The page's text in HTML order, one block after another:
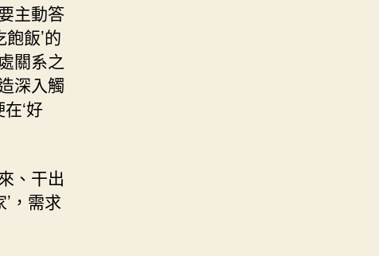
主動答
飯’的
關系之
深入觸
在‘好
、干出
，需求